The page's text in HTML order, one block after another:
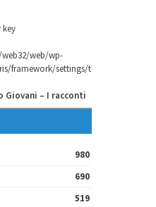
key
web/wp-
framework/settings/theme-
Giovani – I racconti
980
690
519